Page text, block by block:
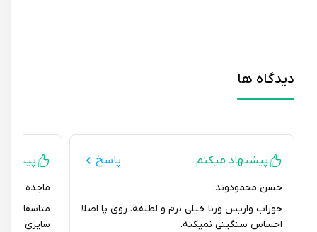
دیدگاه ها
پیشنهاد میکنم پاسخ
حسن محمودوند:
جوراب واریس ورنا خیلی نرم و لطیفه. روی پا اصلا
احساس سنگینی نمیکنه.
پیشنهاد
ماجده قنام:
متاسفانه
سایزی که من